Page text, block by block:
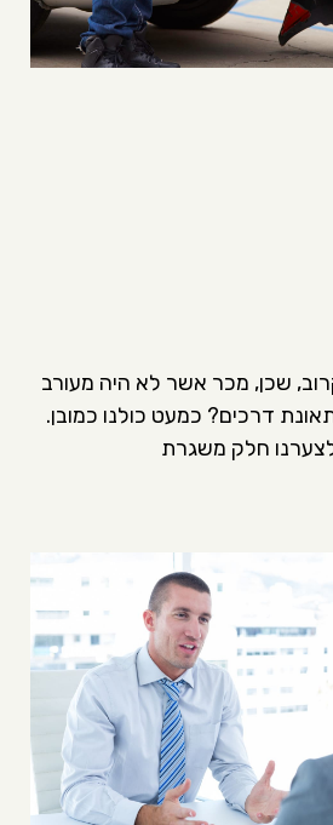
שכן, מכר אשר לא היה מעורב
דרכים? כמעט כולנו כמובן.
חלק משגרת